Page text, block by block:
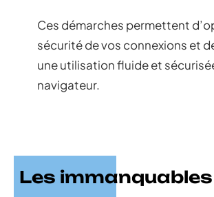
Ces démarches permettent
sécurité de vos connexions et
une utilisation fluide et
navigateur.
Les immanquables